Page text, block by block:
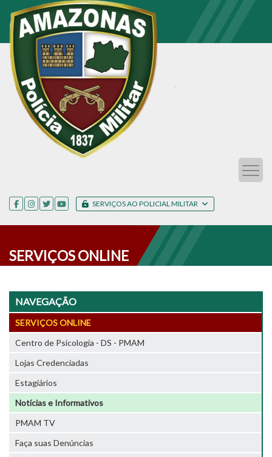
SERVIÇOS AO POLICIAL MILITAR
SERVIÇOS ONLINE
NAVEGAÇÃO
SERVIÇOS ONLINE
Centro de Psicologia - DS - PMAM
Lojas Credenciadas
Estagiários
Notícias e Informativos
PMAM TV
Faça suas Denúncias